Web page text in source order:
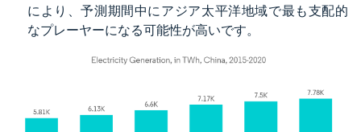
により、予測期間中にアジア太平洋地域で最も支配的
なプレーヤーになる可能性が高いです。